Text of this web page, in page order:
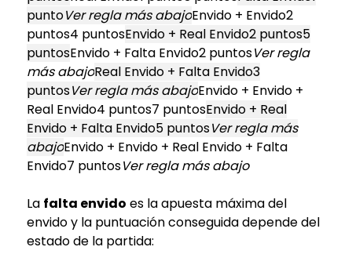
puntoVer regla más abajoEnvido + Envido2
puntos4 puntosEnvido + Real Envido2 puntos5
puntosEnvido + Falta Envido2 puntosVer regla
más abajoReal Envido + Falta Envido3
puntosVer regla más abajoEnvido + Envido +
Real Envido4 puntos7 puntosEnvido + Real
Envido + Falta Envido5 puntosVer regla más
abajoEnvido + Envido + Real Envido + Falta
Envido7 puntosVer regla más abajo
La falta envido es la apuesta máxima del
envido y la puntuación conseguida depende del
estado de la partida: